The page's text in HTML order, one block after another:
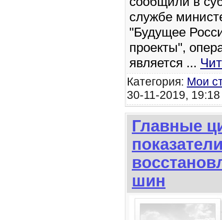
службе
"Будущее
проекты",
является ...
Категория: Мои
30-11-2019,
Главные
шин